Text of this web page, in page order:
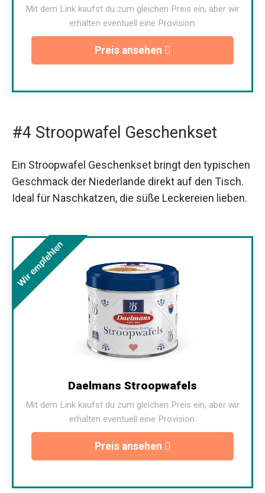
Mit dem Link kaufst du zum gleichen Preis ein, aber wir
erhalten eventuell eine Provision.
Preis ansehen
#4 Stroopwafel Geschenkset
Ein Stroopwafel Geschenkset bringt den typischen
Geschmack der Niederlande direkt auf den Tisch.
Ideal für Naschkatzen, die süße Leckereien lieben.
Wir empfehlen
Daelmans Stroopwafels
Mit dem Link kaufst du zum gleichen Preis ein, aber wir
erhalten eventuell eine Provision.
Preis ansehen